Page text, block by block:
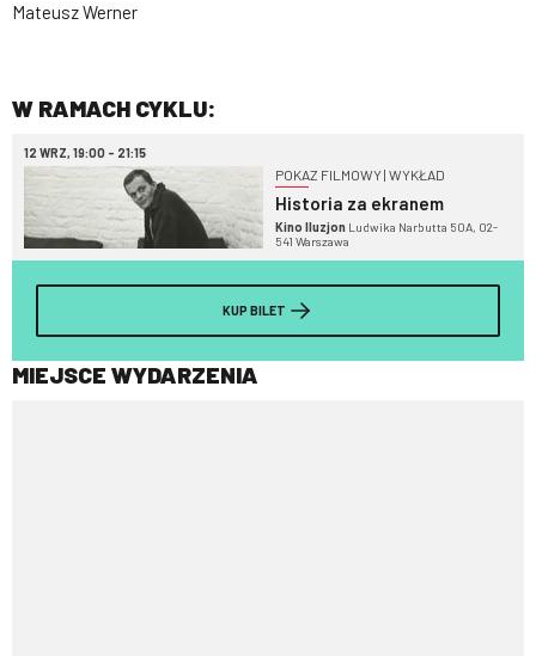
Mateusz Werner
W RAMACH CYKLU:
12 WRZ, 19:00 - 21:15
POKAZ FILMOWY | WYKŁAD
Historia za ekranem
Kino Iluzjon Ludwika Narbutta 50A, 02-
541 Warszawa
KUP BILET
MIEJSCE WYDARZENIA